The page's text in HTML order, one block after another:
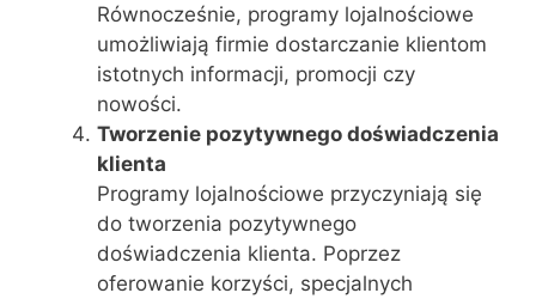
Równocześnie, programy lojalnościowe
umożliwiają firmie dostarczanie klientom
istotnych informacji, promocji czy
nowości.
Tworzenie pozytywnego doświadczenia
klienta
Programy lojalnościowe przyczyniają się
do tworzenia pozytywnego
doświadczenia klienta. Poprzez
oferowanie korzyści, specjalnych